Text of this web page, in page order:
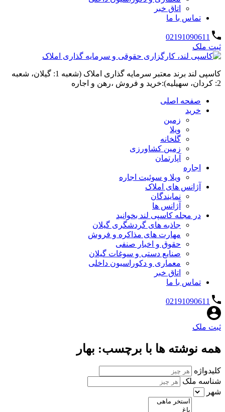
اتاق خبر
تماس با ما
02191090611
ثبت ملک
کاسپی لند برند معتبر سرمایه گذاری املاک (شعبه 1: گیلان، شعبه
2: کردان، سهیلیه):خرید و فروش ،رهن و اجاره
صفحه اصلی
خرید
زمین
ویلا
گلخانه
زمین کشاورزی
آپارتمان
اجاره
ویلا و سوئیت اجاره
آژانس های املاک
نمایندگان
آژانس ها
در مجله کاسپی لند بخوانید
جاذبه های گردشگری گیلان
مهارت های مذاکره و فروش
حقوق و اخبار صنفی
صنایع دستی و سوغات گیلان
معماری و دکوراسیون داخلی
اتاق خبر
تماس با ما
02191090611
ثبت ملک
همه نوشته ها با برچسب: بهار
کلیدواژه
شناسه ملک
شهر